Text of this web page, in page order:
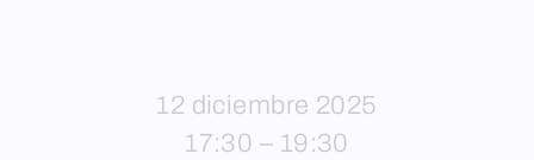
12 diciembre 2025
17:30 – 19:30